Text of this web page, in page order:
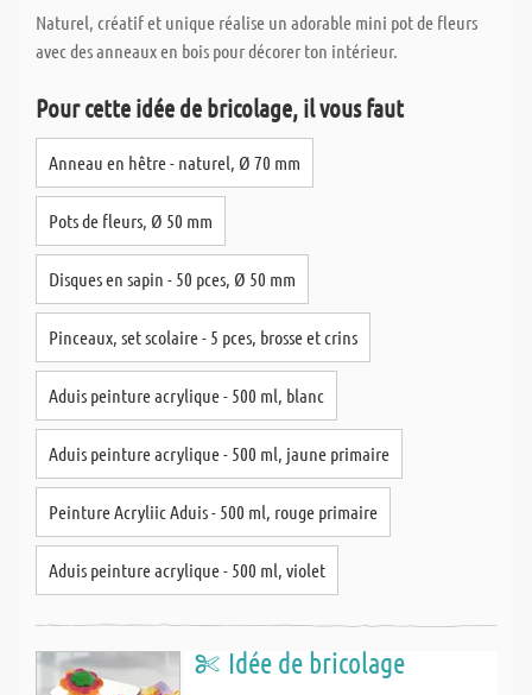
Naturel, créatif et unique réalise un adorable mini pot de fleurs
avec des anneaux en bois pour décorer ton intérieur.
Pour cette idée de bricolage, il vous faut
Anneau en hêtre - naturel, Ø 70 mm
Pots de fleurs, Ø 50 mm
Disques en sapin - 50 pces, Ø 50 mm
Pinceaux, set scolaire - 5 pces, brosse et crins
Aduis peinture acrylique - 500 ml, blanc
Aduis peinture acrylique - 500 ml, jaune primaire
Peinture Acryliic Aduis - 500 ml, rouge primaire
Aduis peinture acrylique - 500 ml, violet
Idée de bricolage